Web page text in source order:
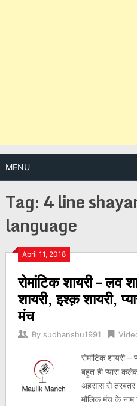
MENU
Tag: 4 line
language
April 11, 2018
रोमांटिक शायरी – लव
शायरी, इश्क़ शायरी,
मंच
By sudhanshu1991
रोमांटिक शायरी –
बहुत ही प्यारा
अहसास से तरबतर
मौलिक मंच के
Posts
navigation